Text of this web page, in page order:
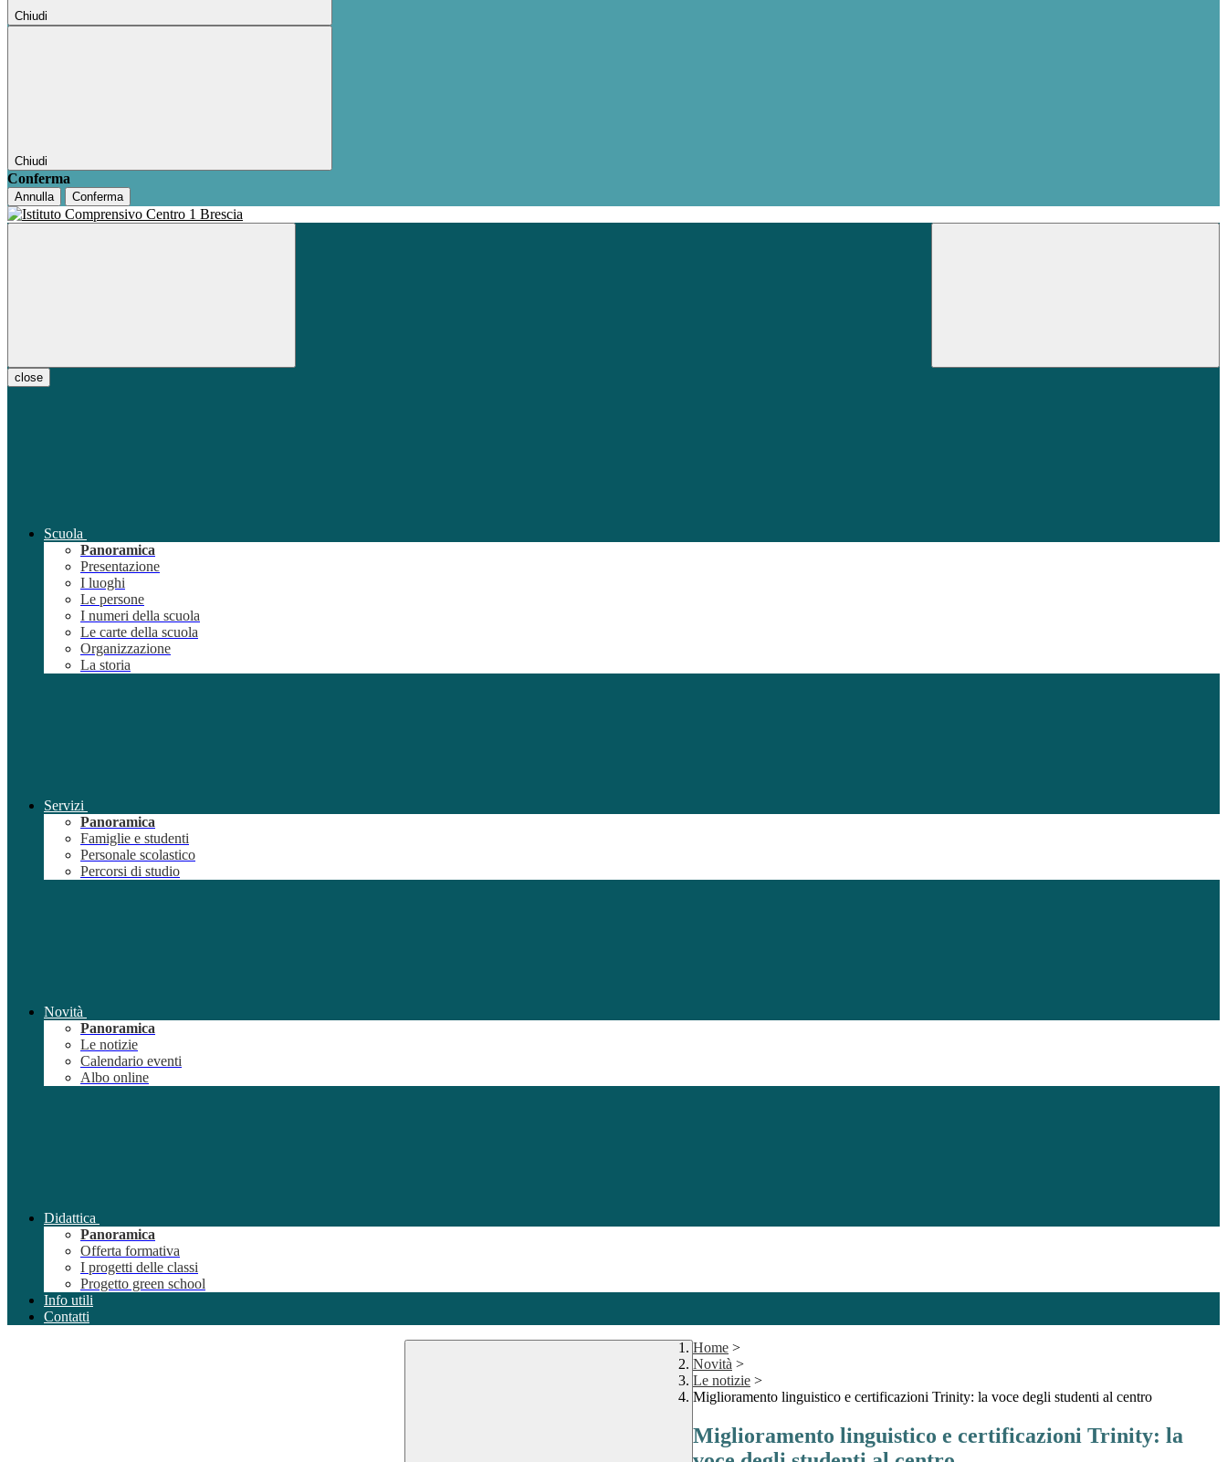
Chiudi
Chiudi
Conferma
Annulla Conferma
close
Scuola
Panoramica
Presentazione
I luoghi
Le persone
I numeri della scuola
Le carte della scuola
Organizzazione
La storia
Servizi
Panoramica
Famiglie e studenti
Personale scolastico
Percorsi di studio
Novità
Panoramica
Le notizie
Calendario eventi
Albo online
Didattica
Panoramica
Offerta formativa
I progetti delle classi
Progetto green school
Info utili
Contatti
Home >
Novità >
Le notizie >
Miglioramento linguistico e certificazioni Trinity: la voce degli studenti al centro
Miglioramento linguistico e certificazioni Trinity: la